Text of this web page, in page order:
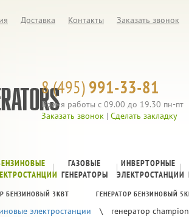
Доставка Контакты
Заказать звонок
8 (495)991-33-81
Время работы с 09.00 до 19.30 пн-пт
Заказать звонок | Сделать закладку
БЕНЗИНОВЫЙ 3КВТ ГЕНЕРАТОР БЕНЗИНОВЫЙ
ГАЗОВЫЕ
ГЕНЕРАТОРЫ
ИНВЕРТОРНЫЕ
ЭЛЕКТРОСТАНЦИИ
электростанции \ генератор